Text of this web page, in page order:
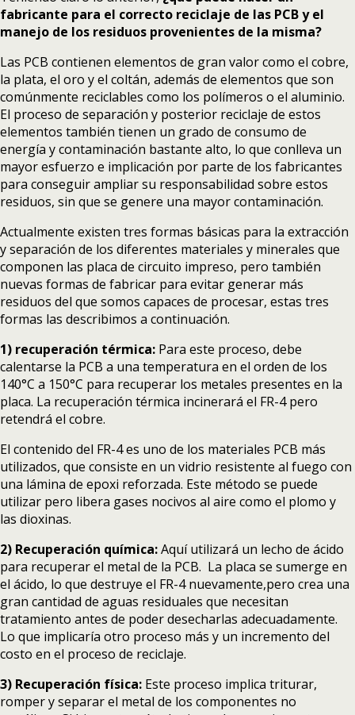
fabricante para el correcto reciclaje de las PCB y el
manejo de los residuos provenientes de la misma?
Las PCB contienen elementos de gran valor como el cobre,
la plata, el oro y el coltán, además de elementos que son
comúnmente reciclables como los polímeros o el aluminio.
El proceso de separación y posterior reciclaje de estos
elementos también tienen un grado de consumo de
energía y contaminación bastante alto, lo que conlleva un
mayor esfuerzo e implicación por parte de los fabricantes
para conseguir ampliar su responsabilidad sobre estos
residuos, sin que se genere una mayor contaminación.
Actualmente existen tres formas básicas para la extracción
y separación de los diferentes materiales y minerales que
componen las placa de circuito impreso, pero también
nuevas formas de fabricar para evitar generar más
residuos del que somos capaces de procesar, estas tres
formas las describimos a continuación.
1) recuperación térmica: Para este proceso, debe
calentarse la PCB a una temperatura en el orden de los
140°C a 150°C para recuperar los metales presentes en la
placa. La recuperación térmica incinerará el FR-4 pero
retendrá el cobre.
El contenido del FR-4 es uno de los materiales PCB más
utilizados, que consiste en un vidrio resistente al fuego con
una lámina de epoxi reforzada. Este método se puede
utilizar pero libera gases nocivos al aire como el plomo y
las dioxinas.
2) Recuperación química:Aquí utilizará un lecho de ácido
para recuperar el metal de la PCB. La placa se sumerge en
el ácido, lo que destruye el FR-4 nuevamente,pero crea una
gran cantidad de aguas residuales que necesitan
tratamiento antes de poder desecharlas adecuadamente.
Lo que implicaría otro proceso más y un incremento del
costo en el proceso de reciclaje.
3) Recuperación física: Este proceso implica triturar,
romper y separar el metal de los componentes no